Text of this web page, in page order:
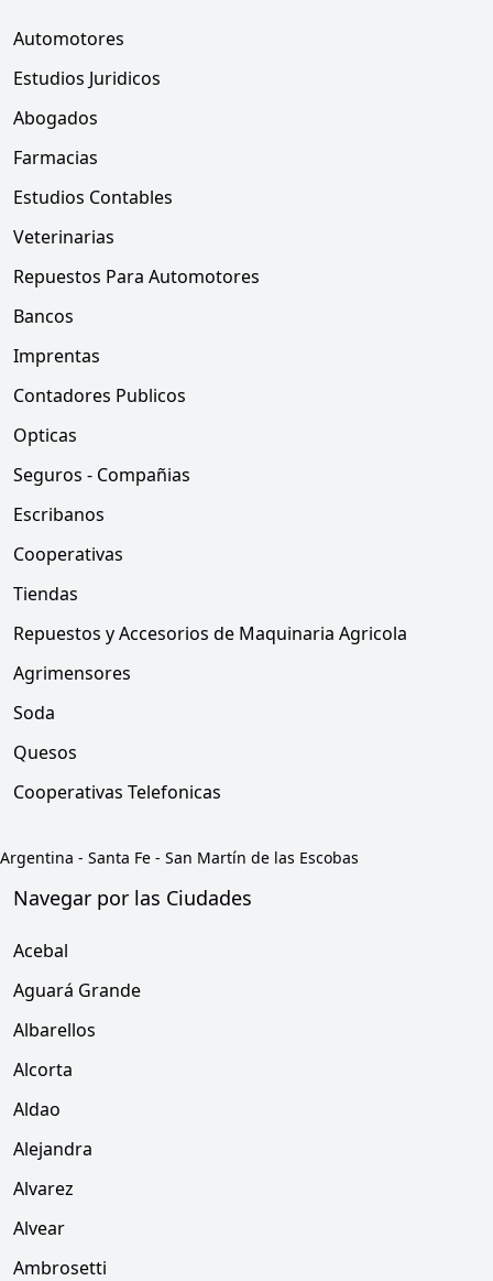
Automotores
Estudios Juridicos
Abogados
Farmacias
Estudios Contables
Veterinarias
Repuestos Para Automotores
Bancos
Imprentas
Contadores Publicos
Opticas
Seguros - Compañias
Escribanos
Cooperativas
Tiendas
Repuestos y Accesorios de Maquinaria Agricola
Agrimensores
Soda
Quesos
Cooperativas Telefonicas
Argentina - Santa Fe - San Martín de las Escobas
Navegar por las Ciudades
Acebal
Aguará Grande
Albarellos
Alcorta
Aldao
Alejandra
Alvarez
Alvear
Ambrosetti